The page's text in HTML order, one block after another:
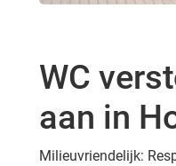
WC
aan in
Milieuvriendelijk: